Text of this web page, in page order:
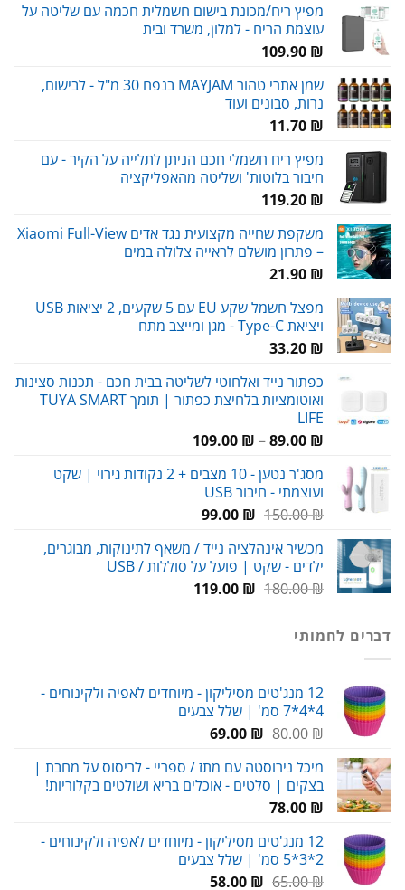
מפיץ ריח/מכונת בישום חשמלית חכמה עם שליטה על
עוצמת הריח - למלון, משרד ובית
109.90 ₪
שמן אתרי טהור MAYJAM בנפח 30 מ"ל - לבישום,
נרות, סבונים ועוד
11.70 ₪
מפיץ ריח חשמלי חכם הניתן לתלייה על הקיר - עם
חיבור בלוטות' ושליטה מהאפליקציה
119.20 ₪
משקפת שחייה מקצועית נגד אדים Xiaomi Full-View
– פתרון מושלם לראייה צלולה במים
21.90 ₪
מפצל חשמל שקע EU עם 5 שקעים, 2 יציאות USB
ויציאת Type-C - מגן ומייצב מתח
33.20 ₪
כפתור נייד ואלחוטי לשליטה בבית חכם - תכנות סצינות
ואוטומציות בלחיצת כפתור | תומך TUYA SMART
LIFE
89.00 ₪
–
109.00 ₪
מסג'ר נטען - 10 מצבים + 2 נקודות גירוי | שקט
ועוצמתי - חיבור USB
150.00₪
המחיר
היה:
150.00 ₪.
99.00 ₪
המחיר
הוא:
99.00 ₪.
מכשיר אינהלציה נייד / משאף לתינוקות, מבוגרים,
ילדים - שקט | פועל על סוללות / USB
180.00₪
המחיר119.00 ₪
המחיר
דברים לחמותי
12 מנג'טים מסיליקון - מיוחדים לאפיה ולקינוחים -
4*4*7 סמ' | שלל צבעים
80.00₪
המחיר
היה:
80.00 ₪.
69.00 ₪
המחיר
הוא:
69.00 ₪.
מיכל נירוסטה עם מתז / ספריי - לריסוס על מחבת |
בצקים | סלטים - אוכלים בריא ושולטים בקלוריות!
78.00 ₪
12 מנג'טים מסיליקון - מיוחדים לאפיה ולקינוחים -
2*3*5 סמ' | שלל צבעים
65.00₪ המחיר58.00 ₪ המחיר